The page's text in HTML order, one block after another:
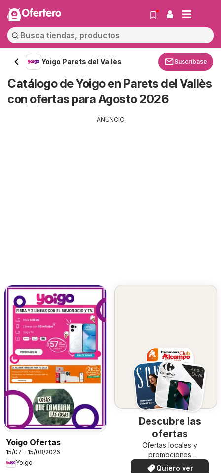
Ofertero
Yoigo Parets del Vallès Suscríbase
Catálogo de Yoigo en Parets del Vallès
con ofertas para Agosto 2026
ANUNCIO
Yoigo Ofertas
15/07 - 15/08/2026
Yoigo
Descubre las
ofertas
Ofertas locales y
promociones
especiales.
Quiero ver